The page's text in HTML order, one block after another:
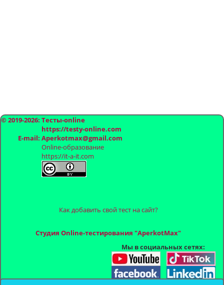
© 2019-2026: Тесты-online
https://testy-online.com
E-mail: Aperkotmax@gmail.com
Online-образование
https://it-a-it.com
Как добавить свой тест на сайт?
Студия Online-тестирования "AperkotMax"
Мы в социальных сетях: